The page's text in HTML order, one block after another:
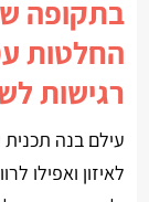
בתקופה
החלטות
רגישות
עילם בנה
לאיזון ואפילו